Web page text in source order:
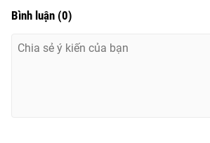
Bình luận (0)